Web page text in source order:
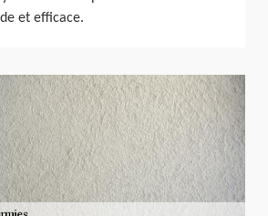
et efficace.